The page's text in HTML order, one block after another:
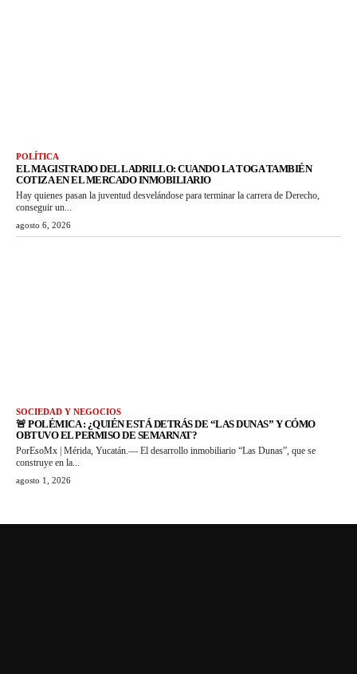
POLÍTICA
EL MAGISTRADO DEL LADRILLO: CUANDO LA TOGA TAMBIÉN
COTIZA EN EL MERCADO INMOBILIARIO
Hay quienes pasan la juventud desvelándose para terminar la carrera de Derecho,
conseguir un...
agosto 6, 2026
SOCIEDAD Y NEGOCIOS
🚨 POLÉMICA : ¿QUIÉN ESTÁ DETRÁS DE “LAS DUNAS” Y CÓMO
OBTUVO EL PERMISO DE SEMARNAT?
PorEsoMx | Mérida, Yucatán.— El desarrollo inmobiliario “Las Dunas”, que se
construye en la...
agosto 1, 2026